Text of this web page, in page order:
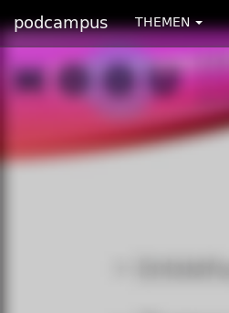
podcampus THEMEN